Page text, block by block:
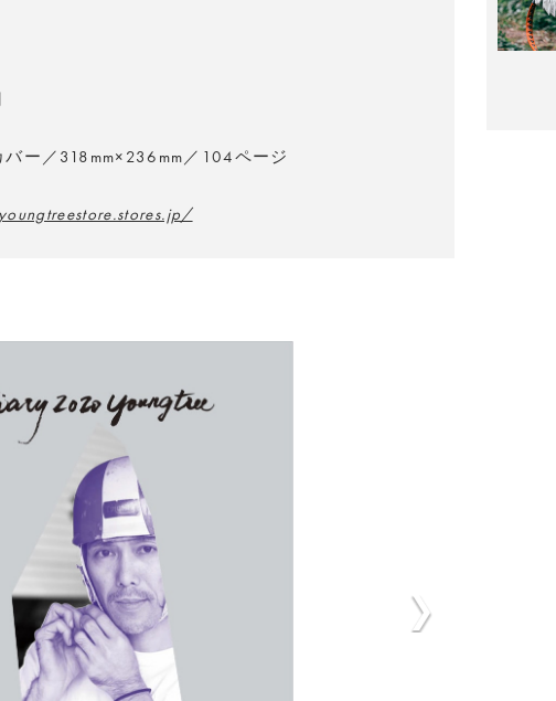
バー／318mm×236mm／104ページ